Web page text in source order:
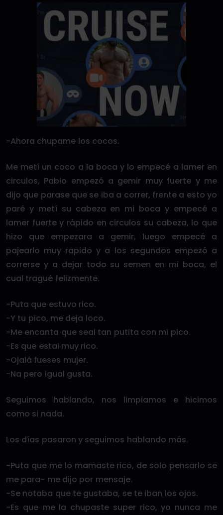
-Ahora chupame los cocos.
Me metí un coco a la boca y lo empecé a lamer en
circulos, Pablo empezó a gemir muy fuerte y me
dijo que parase que se iba a correr, frente a esto yo
paré y metí su cabeza en mi boca y empecé a
lamer fuerte y rápido en circulos su cabeza, lo que
hizo que empezara a gemir, luego empecé a
pajearlo muy rapido y a los segundos empezó a
correrse y a dejar todo su semen en mi boca, el
cual tragué felizmente.
-Puta que estuvo rico.
-Y tu pico, me deja loco.
-Me encanta que seai tan putita con mi pico.
-Es que estai muy rico.
-Ojalá fueses mujer.
-Na pero igual gusta.
Seguimos hablando, nos limpiamos e hicimos
como si nada.
Los días pasaron y seguimos hablando más.
-Puta que me lo mamaste rico, de solo pensarlo se
me para- me dijo por mensaje.
-Se notaba que te gustaba, se te iban los ojos.
-Es que me la chupaste super rico, yo nunca me